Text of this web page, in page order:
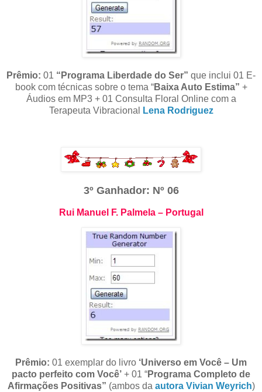
Prêmio: 01 “Programa Liberdade do Ser” que inclui 01 E-
book com técnicas sobre o tema “Baixa Auto Estima” +
Áudios em MP3 + 01 Consulta Floral Online com a
Terapeuta Vibracional
Lena Rodriguez
3º Ganhador: Nº 06
Rui Manuel F. Palmela – Portugal
Prêmio: 01 exemplar do livro ‘Universo em Você – Um
pacto perfeito com Você’ + 01 “Programa Completo de
Afirmações Positivas” (ambos da autora Vivian Weyrich)